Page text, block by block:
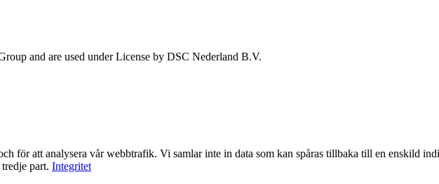
and are used under License by DSC Nederland B.V.
för att analysera vår webbtrafik. Vi samlar inte in data som kan spåras tillbaka till en enskild
part. Integritet